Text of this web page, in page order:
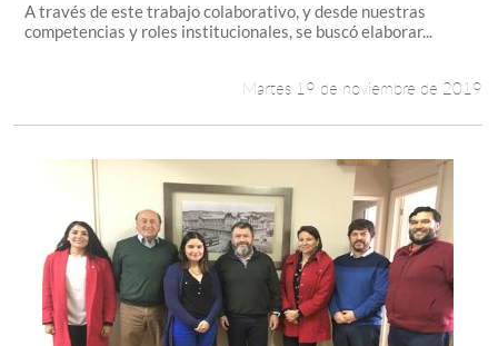
A través de este trabajo colaborativo, y desde nuestras
competencias y roles institucionales, se buscó elaborar...
Martes 19 de noviembre de 2019